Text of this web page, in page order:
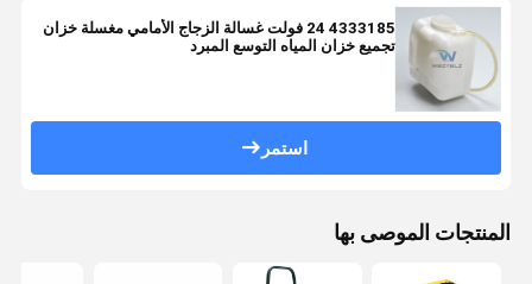
4333185 24 فولت غسالة الزجاج الأمامي مغسلة خزان
تجميع خزان المياه التوسع المبرد
استمر
المنتجات الموصى بها